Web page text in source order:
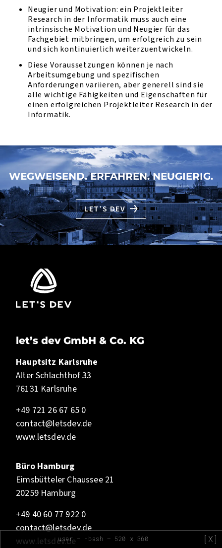
Neugier und Motivation: ein Projektleiter
Research in der Informatik muss auch eine
intrinsische Motivation und Neugier für das
Fachgebiet mitbringen, um erfolgreich zu sein
und sich kontinuierlich weiterzuentwickeln.
Diese Voraussetzungen können je nach
Arbeitsumgebung und spezifischen
Anforderungen variieren, aber generell sind sie
alle wichtige Fähigkeiten und Eigenschaften für
einen erfolgreichen Projektleiter Research in der
Informatik.
WEGWEISEND. ERFAHREN. NEUGIERIG.
LET’S DEV
user — -bash — 520 x 360 [X]
let’s dev GmbH & Co. KG
Hauptsitz Karlsruhe
Alter Schlachthof 33
76131 Karlsruhe
+49 721 26 67 65 0
contact@letsdev.de
www.letsdev.de
Büro Hamburg
Eimsbütteler Chaussee 21
20259 Hamburg
+49 40 60 77 922 0
contact@letsdev.de
www.letsdev.de